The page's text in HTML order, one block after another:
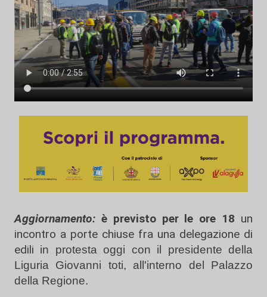
Aggiornamento: è previsto per le ore 18 un
incontro a porte chiuse fra una delegazione di
edili in protesta oggi con il presidente della
Liguria Giovanni toti, all'interno del Palazzo
della Regione.